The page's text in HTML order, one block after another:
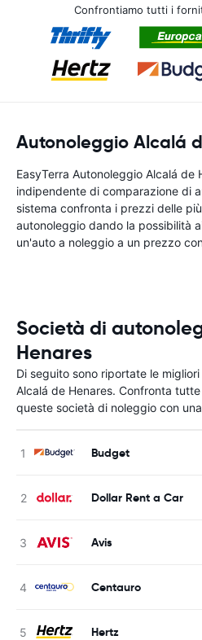
Confrontiamo tutti i
Autonoleggio Alcalá
EasyTerra Autonoleggio Alcalá de
indipendente di comparazione di
sistema confronta i prezzi delle
autonoleggio dando la possibilità
un'auto a noleggio a un prezzo
Società di
Henares
Di seguito sono riportate le
Alcalá de Henares. Confronta
queste società di noleggio con
Budget
Dollar Rent a Car
Avis
Centauro
Hertz